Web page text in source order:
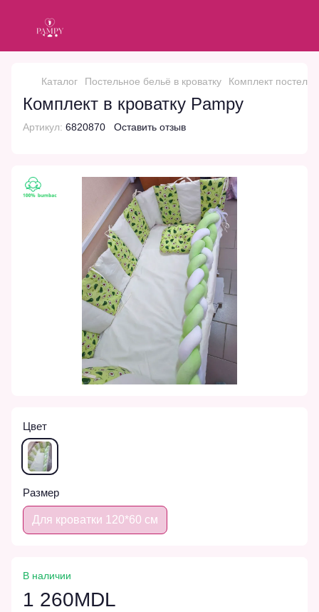
Каталог Постельное бельё в кроватку Комплект
Комплект в кроватку Pampy
Артикул: 6820870 Оставить отзыв
Цвет
Размер
Для кроватки 120*60 см
В наличии
1 260MDL